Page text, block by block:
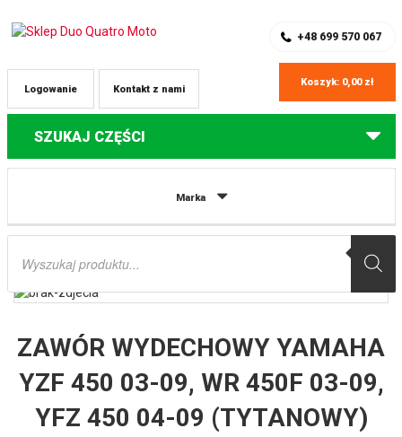
+48 699 570 067
Kontakt z nami
Logowanie
Koszyk: 0,00 zł
SZUKAJ CZĘŚCI
Marka
Wyszukiwarka
Części do quadów Yamaha
(OEM:5TA-12121-00) PROX
ZAWÓR WYDECHOWY YAMAHA
YZF 450 03-09, WR 450F 03-09,
YFZ 450 04-09 (TYTANOWY)